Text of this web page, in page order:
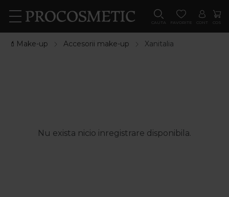
CAUTA FAVORITE CONT COS
💄Make-up Accesorii make-up Xanitalia
Nu exista nicio inregistrare disponibila.